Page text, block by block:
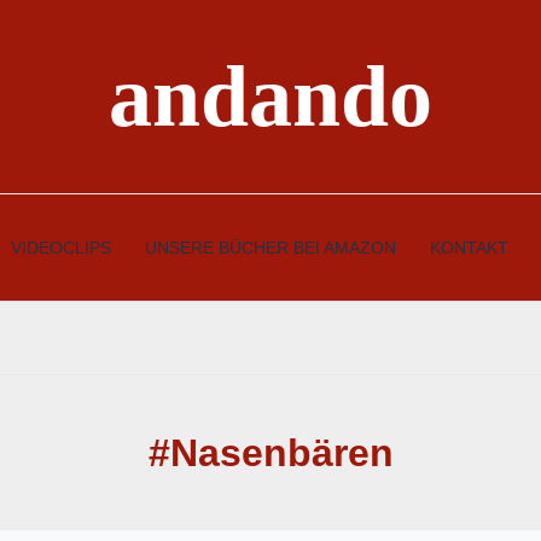
andando
VIDEOCLIPS UNSERE BÜCHER BEI AMAZON KONTAKT
#Nasenbären